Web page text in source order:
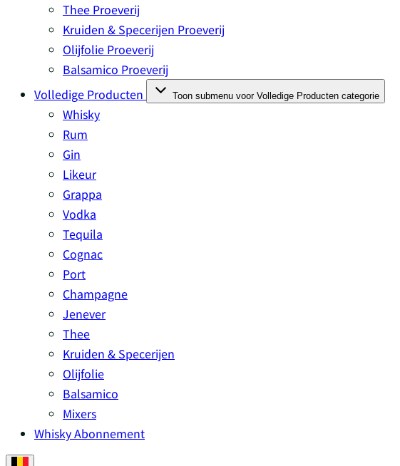
Thee Proeverij
Kruiden & Specerijen Proeverij
Olijfolie Proeverij
Balsamico Proeverij
Volledige Producten
Toon submenu voor Volledige Producten categorie
Whisky
Rum
Gin
Likeur
Grappa
Vodka
Tequila
Cognac
Port
Champagne
Jenever
Thee
Kruiden & Specerijen
Olijfolie
Balsamico
Mixers
Whisky Abonnement